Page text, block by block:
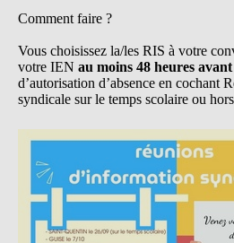
Comment faire ?
Vous choisissez la/les RIS à votre
votre IEN au moins 48 heures avant
d’autorisation d’absence en cochant
syndicale sur le temps scolaire ou